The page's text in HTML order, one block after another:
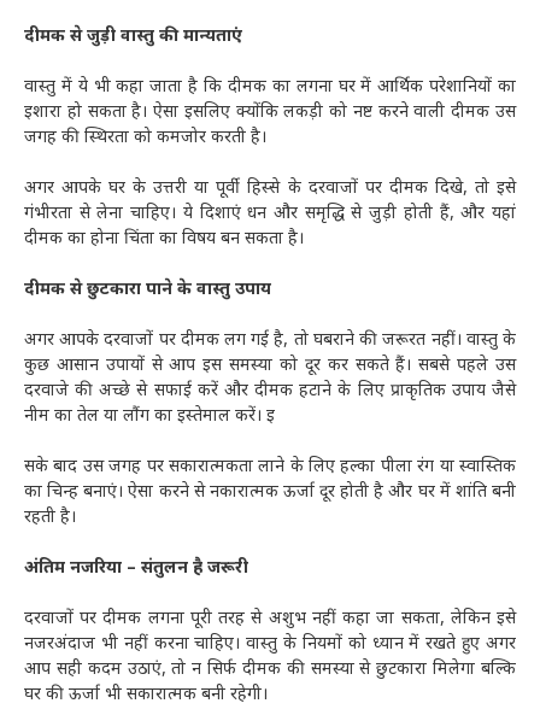
दीमक से जुड़ी वास्तु की मान्यताएं
वास्तु में ये भी कहा जाता है कि दीमक का लगना घर में आर्थिक परेशानियों का
इशारा हो सकता है। ऐसा इसलिए क्योंकि लकड़ी को नष्ट करने वाली दीमक उस
जगह की स्थिरता को कमजोर करती है।
अगर आपके घर के उत्तरी या पूर्वी हिस्से के दरवाजों पर दीमक दिखे, तो इसे
गंभीरता से लेना चाहिए। ये दिशाएं धन और समृद्धि से जुड़ी होती हैं, और यहां
दीमक का होना चिंता का विषय बन सकता है।
दीमक से छुटकारा पाने के वास्तु उपाय
अगर आपके दरवाजों पर दीमक लग गई है, तो घबराने की जरूरत नहीं। वास्तु के
कुछ आसान उपायों से आप इस समस्या को दूर कर सकते हैं। सबसे पहले उस
दरवाजे की अच्छे से सफाई करें और दीमक हटाने के लिए प्राकृतिक उपाय जैसे
नीम का तेल या लौंग का इस्तेमाल करें। इ
सके बाद उस जगह पर सकारात्मकता लाने के लिए हल्का पीला रंग या स्वास्तिक
का चिन्ह बनाएं। ऐसा करने से नकारात्मक ऊर्जा दूर होती है और घर में शांति बनी
रहती है।
अंतिम नजरिया – संतुलन है जरूरी
दरवाजों पर दीमक लगना पूरी तरह से अशुभ नहीं कहा जा सकता, लेकिन इसे
नजरअंदाज भी नहीं करना चाहिए। वास्तु के नियमों को ध्यान में रखते हुए अगर
आप सही कदम उठाएं, तो न सिर्फ दीमक की समस्या से छुटकारा मिलेगा बल्कि
घर की ऊर्जा भी सकारात्मक बनी रहेगी।